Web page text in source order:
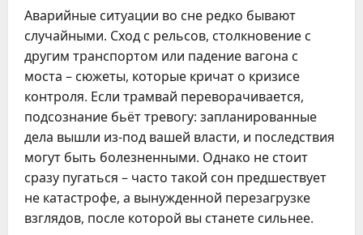
Аварийные ситуации во сне редко бывают
случайными. Сход с рельсов, столкновение с
другим транспортом или падение вагона с
моста – сюжеты, которые кричат о кризисе
контроля. Если трамвай переворачивается,
подсознание бьёт тревогу: запланированные
дела вышли из-под вашей власти, и последствия
могут быть болезненными. Однако не стоит
сразу пугаться – часто такой сон предшествует
не катастрофе, а вынужденной перезагрузке
взглядов, после которой вы станете сильнее.